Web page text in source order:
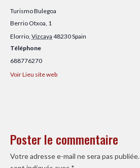
Turismo Bulegoa
Berrio Otxoa, 1
Elorrio, Vizcaya 48230Spain
Téléphone
688776270
Voir Lieu site web
Poster le commentaire
Votre adresse e-mail ne sera pas publiée.